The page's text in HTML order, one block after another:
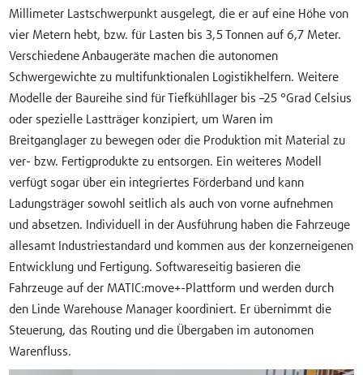
Millimeter Lastschwerpunkt ausgelegt, die er auf eine Höhe von
vier Metern hebt, bzw. für Lasten bis 3,5 Tonnen auf 6,7 Meter.
Verschiedene Anbaugeräte machen die autonomen
Schwergewichte zu multifunktionalen Logistikhelfern. Weitere
Modelle der Baureihe sind für Tiefkühllager bis –25 °Grad Celsius
oder spezielle Lastträger konzipiert, um Waren im
Breitganglager zu bewegen oder die Produktion mit Material zu
ver- bzw. Fertigprodukte zu entsorgen. Ein weiteres Modell
verfügt sogar über ein integriertes Förderband und kann
Ladungsträger sowohl seitlich als auch von vorne aufnehmen
und absetzen. Individuell in der Ausführung haben die Fahrzeuge
allesamt Industriestandard und kommen aus der konzerneigenen
Entwicklung und Fertigung. Softwareseitig basieren die
Fahrzeuge auf der MATIC:move+-Plattform und werden durch
den Linde Warehouse Manager koordiniert. Er übernimmt die
Steuerung, das Routing und die Übergaben im autonomen
Warenfluss.